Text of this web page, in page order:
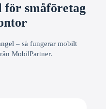
småföretag
– så fungerar mobilt
MobilPartner.